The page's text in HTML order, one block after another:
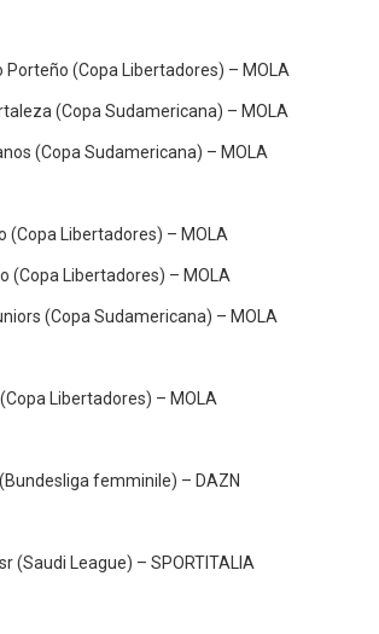
Porteño (Copa Libertadores) – MOLA
(Copa Sudamericana) – MOLA
(Copa Sudamericana) – MOLA
(Copa Libertadores) – MOLA
(Copa Libertadores) – MOLA
(Copa Sudamericana) – MOLA
Libertadores) – MOLA
femminile) – DAZN
(Saudi League) – SPORTITALIA